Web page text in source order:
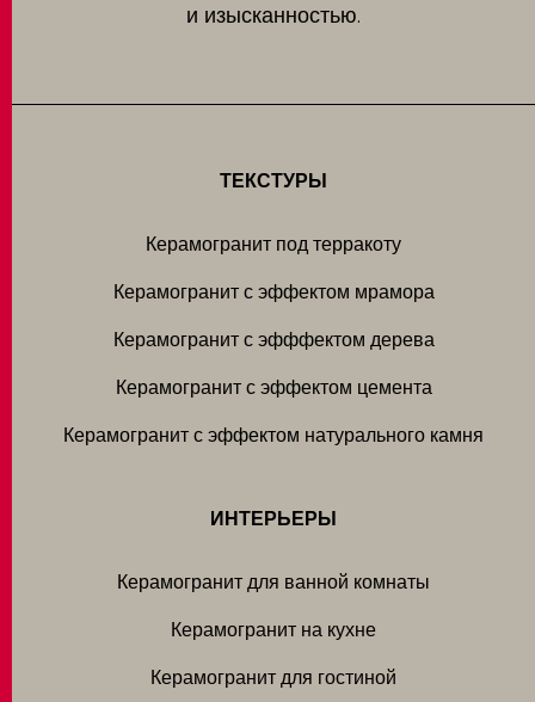
и изысканностью.
ТЕКСТУРЫ
Керамогранит под терракоту
Керамогранит с эффектом мрамора
Керамогранит с эфффектом дерева
Керамогранит с эффектом цемента
Керамогранит с эффектом натурального камня
ИНТЕРЬЕРЫ
Керамогранит для ванной комнаты
Керамогранит на кухне
Керамогранит для гостиной